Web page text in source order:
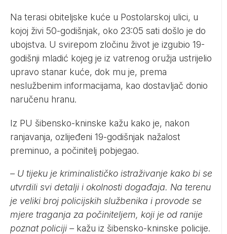
Na terasi obiteljske kuće u Postolarskoj ulici, u
kojoj živi 50-godišnjak, oko 23:05 sati došlo je do
ubojstva. U svirepom zločinu život je izgubio 19-
godišnji mladić kojeg je iz vatrenog oružja ustrijelio
upravo stanar kuće, dok mu je, prema
neslužbenim informacijama, kao dostavljač donio
naručenu hranu.
Iz PU šibensko-kninske kažu kako je, nakon
ranjavanja, ozlijeđeni 19-godišnjak nažalost
preminuo, a počinitelj pobjegao.
– U tijeku je kriminalističko istraživanje kako bi se
utvrdili svi detalji i okolnosti događaja. Na terenu
je veliki broj policijskih službenika i provode se
mjere traganja za počiniteljem, koji je od ranije
poznat policiji –kažu iz šibensko-kninske policije.